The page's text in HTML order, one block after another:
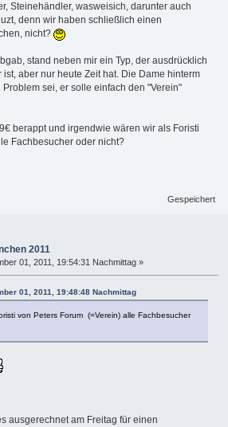
Steinehändler, wasweisich, darunter auch
denn wir haben schließlich einen
nicht?
stand neben mir ein Typ, der ausdrücklich
aber nur heute Zeit hat. Die Dame hinterm
sei, er solle einfach den "Verein"
berappt und irgendwie wären wir als Foristi
Fachbesucher oder nicht?
Gespeichert
2011
01, 2011, 19:54:31 Nachmittag »
01, 2011, 19:48:48 Nachmittag
von Peters Forum (=Verein) alle Fachbesucher
ausgerechnet am Freitag für einen